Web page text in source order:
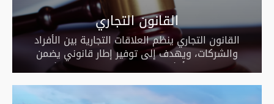
القانون التجاري
القانون التجاري ينظم العلاقات التجارية بين الأفراد
والشركات، ويهدف إلى توفير إطار قانوني يضمن
العدل في الأنشطة التجارية. هذا القانون يشمل
جميع الممارسات التجارية لضمان الشفافية
والالتزام.